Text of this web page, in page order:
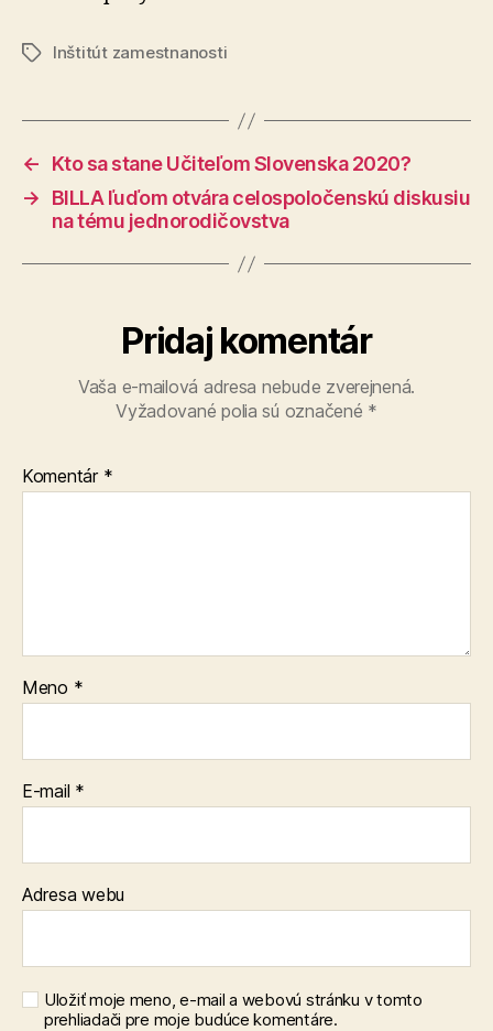
ZnačkyInštitút zamestnanosti
←
Kto sa stane Učiteľom Slovenska 2020?
→
BILLA ľuďom otvára celospoločenskú diskusiu
na tému jednorodičovstva
Pridaj komentár
Vaša e-mailová adresa nebude zverejnená.
Vyžadované polia sú označené *
Komentár *
Meno *
E-mail *
Adresa webu
Uložiť moje meno, e-mail a webovú stránku v tomto
prehliadači pre moje budúce komentáre.